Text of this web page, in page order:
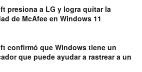
presiona a LG y logra quitar la
de McAfee en Windows 11
confirmó que Windows tiene un
que puede ayudar a rastrear a un